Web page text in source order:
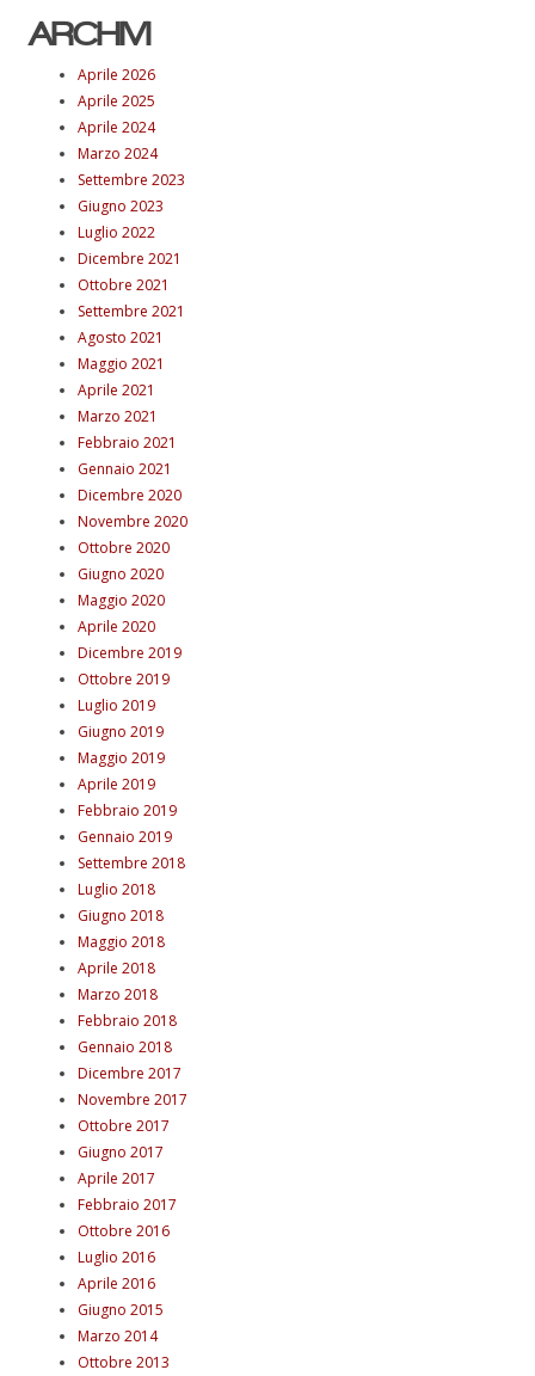
ARCHIVI
Aprile 2026
Aprile 2025
Aprile 2024
Marzo 2024
Settembre 2023
Giugno 2023
Luglio 2022
Dicembre 2021
Ottobre 2021
Settembre 2021
Agosto 2021
Maggio 2021
Aprile 2021
Marzo 2021
Febbraio 2021
Gennaio 2021
Dicembre 2020
Novembre 2020
Ottobre 2020
Giugno 2020
Maggio 2020
Aprile 2020
Dicembre 2019
Ottobre 2019
Luglio 2019
Giugno 2019
Maggio 2019
Aprile 2019
Febbraio 2019
Gennaio 2019
Settembre 2018
Luglio 2018
Giugno 2018
Maggio 2018
Aprile 2018
Marzo 2018
Febbraio 2018
Gennaio 2018
Dicembre 2017
Novembre 2017
Ottobre 2017
Giugno 2017
Aprile 2017
Febbraio 2017
Ottobre 2016
Luglio 2016
Aprile 2016
Giugno 2015
Marzo 2014
Ottobre 2013